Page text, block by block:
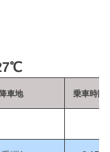
降車地 乗車時間